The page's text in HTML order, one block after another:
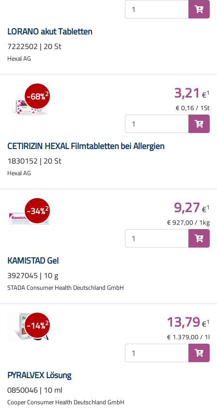
LORANO akut Tabletten
7222502 | 20 St
Hexal AG
-68%2
CETIRIZIN HEXAL Filmtabletten bei Allergien
1830152 | 20 St
Hexal AG
3,21 €1
€ 0,16 / 1St
-34%2
KAMISTAD Gel
3927045 | 10 g
STADA Consumer Health Deutschland GmbH
9,27€1
€ 927,00 / 1kg
-14%2
PYRALVEX Lösung
0850046 | 10 ml
Cooper Consumer Health Deutschland GmbH
13,79€1
€ 1.379,00 / 1l